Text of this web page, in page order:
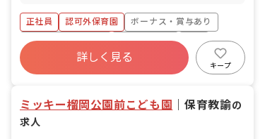
り、職員の費用負担はなし）
＜クラス定員＞ 2歳児クラス 18名 3歳
児クラス 32名 4歳児クラス 32名 5歳
児クラス 32名 ■保育理念 ・日常的に
カリキュラムを英語で実施。圧倒的な英
語量で英語耳を作ります。 ・目的を持っ
神経は遺伝しない。子どもが育っていく
正社員 認可外保育園
ボーナス・賞与あり
年間休日120日以上
社会保険完備
福利厚生充実
残業少なめ
昇給昇進あり
詳しく見る
キープ
ミッキー榴岡公園前こども園 保育教諭の
求人